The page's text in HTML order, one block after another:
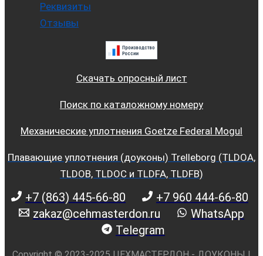
Реквизиты
Отзывы
Скачать опросный лист
Поиск по каталожному номеру
Механические уплотнения Goetze Federal Mogul
Плавающие уплотнения (доуконы) Trelleborg (TLDOA,
TLDOB, TLDOC и TLDFA, TLDFB)
+7 (863) 445-66-80
+7 960 444-66-80
zakaz@cehmasterdon.ru
WhatsApp
Telegram